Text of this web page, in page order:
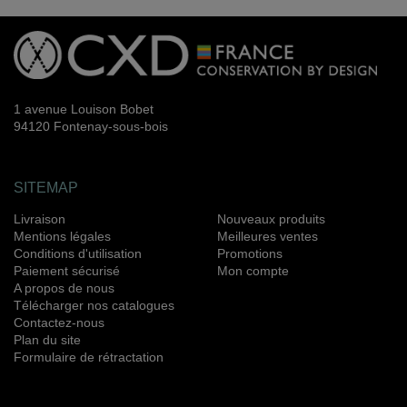
1 avenue Louison Bobet
94120 Fontenay-sous-bois
SITEMAP
Livraison
Mentions légales
Conditions d'utilisation
Paiement sécurisé
A propos de nous
Télécharger nos catalogues
Contactez-nous
Plan du site
Formulaire de rétractation
Nouveaux produits
Meilleures ventes
Promotions
Mon compte